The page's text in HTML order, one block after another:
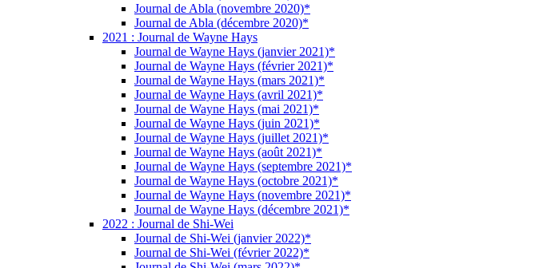
Journal de Abla (novembre 2020)*
Journal de Abla (décembre 2020)*
2021 : Journal de Wayne Hays
Journal de Wayne Hays (janvier 2021)*
Journal de Wayne Hays (février 2021)*
Journal de Wayne Hays (mars 2021)*
Journal de Wayne Hays (avril 2021)*
Journal de Wayne Hays (mai 2021)*
Journal de Wayne Hays (juin 2021)*
Journal de Wayne Hays (juillet 2021)*
Journal de Wayne Hays (août 2021)*
Journal de Wayne Hays (septembre 2021)*
Journal de Wayne Hays (octobre 2021)*
Journal de Wayne Hays (novembre 2021)*
Journal de Wayne Hays (décembre 2021)*
2022 : Journal de Shi-Wei
Journal de Shi-Wei (janvier 2022)*
Journal de Shi-Wei (février 2022)*